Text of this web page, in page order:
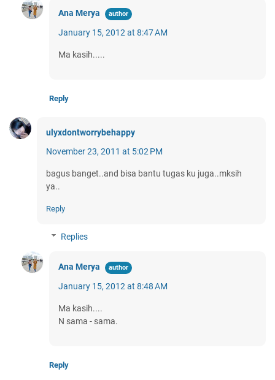
Ana Merya
January 15, 2012 at 8:47 AM
Ma kasih.....
Reply
ulyxdontworrybehappy
November 23, 2011 at 5:02 PM
bagus banget..and bisa bantu tugas ku juga..mksih
ya..
Reply
Replies
Ana Merya
January 15, 2012 at 8:48 AM
Ma kasih....
N sama - sama.
Reply